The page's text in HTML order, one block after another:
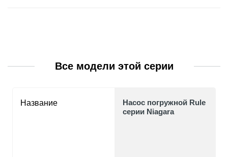
Все модели этой серии
Название
Насос погружной Rule
серии Niagara